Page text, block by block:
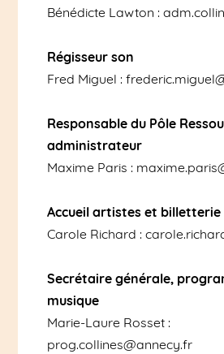
Bénédicte Lawton :
Régisseur son
Fred Miguel :
Responsable du Pôle
administrateur
Maxime Paris :
Accueil artistes et billetterie
Carole Richard :
Secrétaire générale,
musique
Marie-Laure Rosset :
prog.collines@annecy.fr